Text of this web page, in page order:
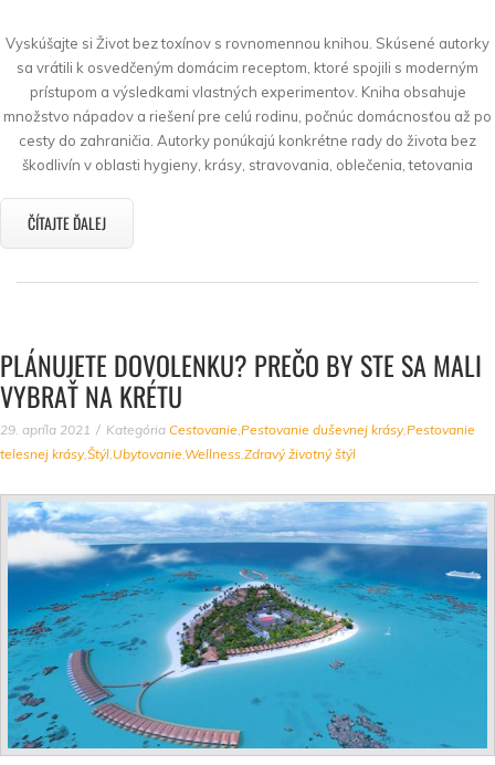
Vyskúšajte si Život bez toxínov s rovnomennou knihou. Skúsené autorky
sa vrátili k osvedčeným domácim receptom, ktoré spojili s moderným
prístupom a výsledkami vlastných experimentov. Kniha obsahuje
množstvo nápadov a riešení pre celú rodinu, počnúc domácnosťou až po
cesty do zahraničia. Autorky ponúkajú konkrétne rady do života bez
škodlivín v oblasti hygieny, krásy, stravovania, oblečenia, tetovania
ČÍTAJTE ĎALEJ
PLÁNUJETE DOVOLENKU? PREČO BY STE SA MALI
VYBRAŤ NA KRÉTU
29. apríla 2021 Kategória Cestovanie,Pestovanie duševnej krásy,Pestovanie
telesnej krásy,Štýl,Ubytovanie,Wellness,Zdravý životný štýl